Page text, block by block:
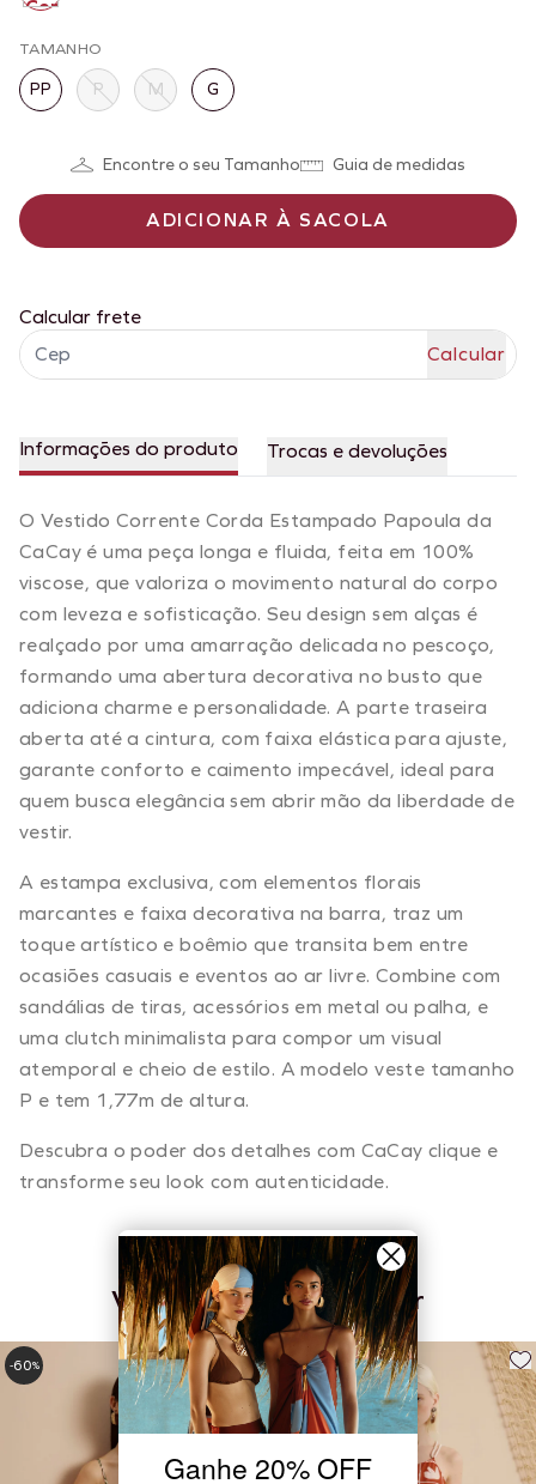
TAMANHO
PP P M G
Encontre o seu Tamanho Guia de medidas
ADICIONAR À SACOLA
Calcular frete
Informações do produto Trocas e devoluções
O Vestido Corrente Corda Estampado Papoula da
CaCay é uma peça longa e fluida, feita em 100%
viscose, que valoriza o movimento natural do corpo
com leveza e sofisticação. Seu design sem alças é
realçado por uma amarração delicada no pescoço,
formando uma abertura decorativa no busto que
adiciona charme e personalidade. A parte traseira
aberta até a cintura, com faixa elástica para ajuste,
garante conforto e caimento impecável, ideal para
quem busca elegância sem abrir mão da liberdade de
vestir.
A estampa exclusiva, com elementos florais
marcantes e faixa decorativa na barra, traz um
toque artístico e boêmio que transita bem entre
ocasiões casuais e eventos ao ar livre. Combine com
sandálias de tiras, acessórios em metal ou palha, e
uma clutch minimalista para compor um visual
atemporal e cheio de estilo. A modelo veste tamanho
P e tem 1,77m de altura.
Descubra o poder dos detalhes com CaCay clique e
transforme seu look com autenticidade.
Você também pode gostar
-60% 60%